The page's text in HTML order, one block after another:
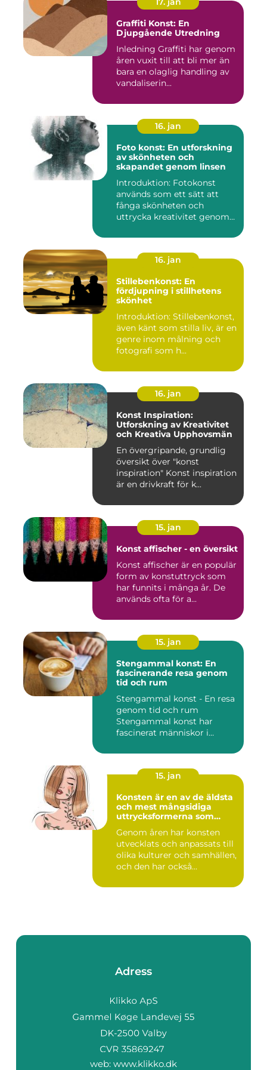
Graffiti Konst: En
Djupgående Utredning
Inledning Graffiti har genom
åren vuxit till att bli mer än
bara en olaglig handling av
vandaliserin...
16. jan
Foto konst: En utforskning
av skönheten och
skapandet genom linsen
Introduktion: Fotokonst
används som ett sätt att
fånga skönheten och
uttrycka kreativitet genom
16. jan
Stillebenkonst: En
fördjupning i stillhetens
skönhet
Introduktion: Stillebenkonst,
även känt som stilla liv, är en
genre inom målning och
fotografi som h...
16. jan
Konst Inspiration:
Utforskning av Kreativitet
och Kreativa Upphovsmän
En övergripande, grundlig
översikt över "konst
inspiration" Konst inspiration
är en drivkraft för k...
15. jan
Konst affischer - en översikt
Konst affischer är en populär
form av konstuttryck som
har funnits i många år. De
används ofta för a...
15. jan
Stengammal konst: En
fascinerande resa genom
tid och rum
Stengammal konst - En resa
genom tid och rum
Stengammal konst har
fascinerat människor i
15. jan
Konsten är en av de äldsta
och mest mångsidiga
uttrycksformerna som
Genom åren har konsten
utvecklats och anpassats till
olika kulturer och samhällen,
och den har också...
Adress
web: www.klikko.dk